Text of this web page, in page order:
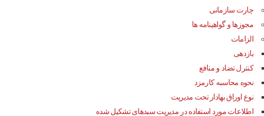
چارت سازمانی
مجوزها و گواهینامه ها
الزامات
بازدهی
کنترل تضاد و منافع
نحوه محاسبه کارمزد
نوع اوراق بهادار تحت مدیریت
اطلاعات مورد استفاده در مدیریت سبدهای تشکیل شده